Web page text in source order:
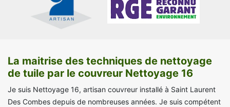
La maitrise des techniques de nettoyage
de tuile par le couvreur Nettoyage 16
Je suis Nettoyage 16, artisan couvreur installé à Saint Laurent
Des Combes depuis de nombreuses années. Je suis compétent